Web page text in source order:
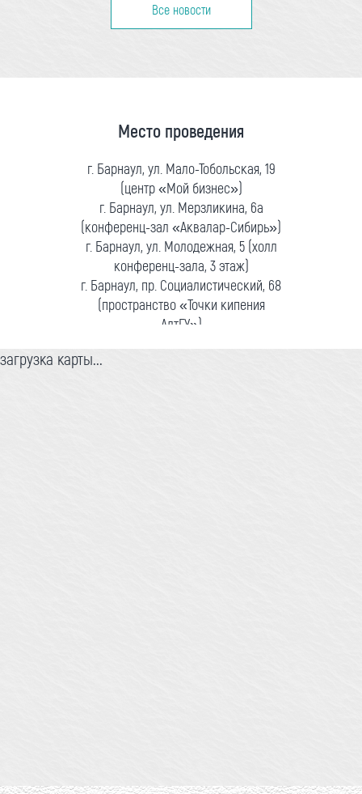
Все новости
Место проведения
г. Барнаул, ул. Мало-Тобольская, 19
(центр «Мой бизнес»)
г. Барнаул, ул. Мерзликина, 6а
(конференц-зал «Аквалар-Сибирь»)
г. Барнаул, ул. Молодежная, 5 (холл
конференц-зала, 3 этаж)
г. Барнаул, пр. Социалистический, 68
(пространство «Точки кипения
АлтГУ»)
загрузка карты...